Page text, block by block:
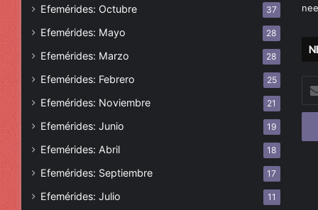
Efemérides: Octubre 37
Efemérides: Mayo 28
Efemérides: Marzo 28
Efemérides: Febrero 25
Efemérides: Noviembre 21
Efemérides: Junio 19
Efemérides: Abril 18
Efemérides: Septiembre 17
Efemérides: Julio 11